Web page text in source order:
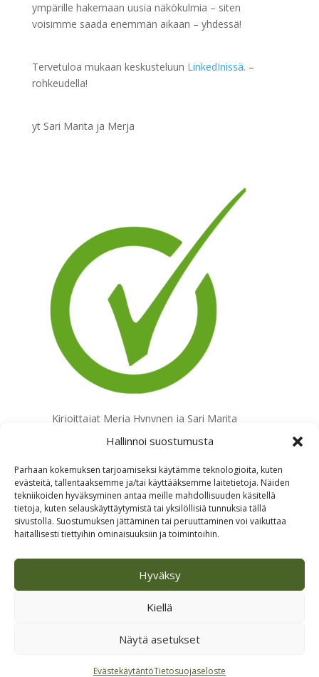
Hallinnoi suostumusta
Parhaan kokemuksen tarjoamiseksi käytämme teknologioita, kuten
evästeitä, tallentaaksemme ja/tai käyttääksemme laitetietoja. Näiden
tekniikoiden hyväksyminen antaa meille mahdollisuuden käsitellä
tietoja, kuten selauskäyttäytymistä tai yksilöllisiä tunnuksia tällä
sivustolla. Suostumuksen jättäminen tai peruuttaminen voi vaikuttaa
haitallisesti tiettyihin ominaisuuksiin ja toimintoihin.
Hyväksy
Kiellä
Näytä asetukset
EvästekäytäntöTietosuojaseloste
ympärille hakemaan uusia näkökulmia – siten
voisimme saada enemmän aikaan – yhdessä!
Tervetuloa mukaan keskusteluun LinkedInissä. –
rohkeudella!
yt Sari Marita ja Merja
Kirjoittajat Merja Hynynen ja Sari Marita
Ikäheimo ovat sivuston ylläpitäjiä, myös
mukaan taitavia ammattilaisia. Heitä voit
lähestyä työelämän kehittämiseen liittyvissä
asioissa tai kun oma ajattelusi kaipaa
selkiyttämistä. Meidät löydätSopuSointu
Hyvinvointipalvelut(Sari Marita) ja